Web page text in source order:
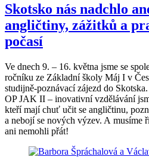
Skotsko nás nadchlo
angličtiny, zážitků a
počasí
Ve dnech 9. – 16. května jsme se
ročníku ze Základní školy Máj I v
studijně-poznávací zájezd do
OP JAK II – inovativní vzdělávání
kteří mají chuť učit se angličtinu,
a nebojí se nových výzev. A musíme
ani nemohli přát!